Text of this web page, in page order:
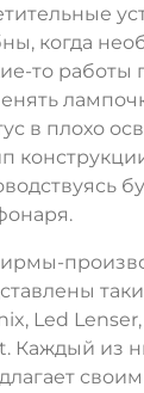
когда
то работы
в плохо
Led
Каждый из